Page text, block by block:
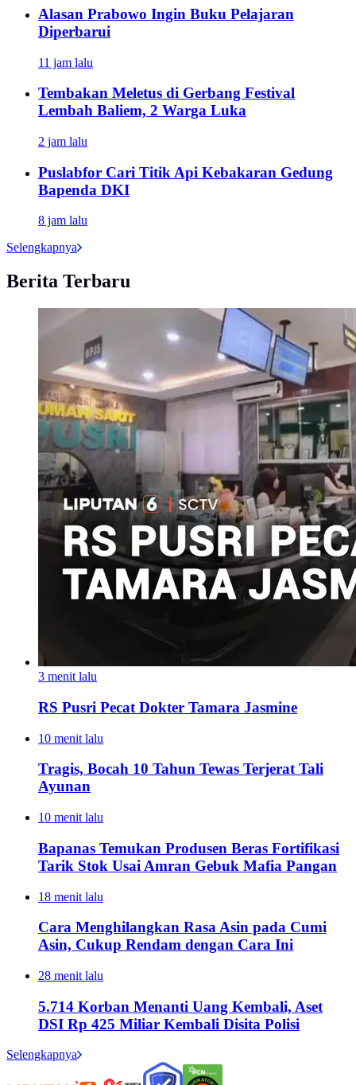
Alasan Prabowo Ingin Buku Pelajaran
Diperbarui
11 jam lalu
Tembakan Meletus di Gerbang Festival
Lembah Baliem, 2 Warga Luka
2 jam lalu
Puslabfor Cari Titik Api Kebakaran Gedung
Bapenda DKI
8 jam lalu
Selengkapnya
Berita Terbaru
3 menit lalu
RS Pusri Pecat Dokter Tamara Jasmine
10 menit lalu
Tragis, Bocah 10 Tahun Tewas Terjerat Tali
Ayunan
10 menit lalu
Bapanas Temukan Produsen Beras Fortifikasi
Tarik Stok Usai Amran Gebuk Mafia Pangan
18 menit lalu
Cara Menghilangkan Rasa Asin pada Cumi
Asin, Cukup Rendam dengan Cara Ini
28 menit lalu
5.714 Korban Menanti Uang Kembali, Aset
DSI Rp 425 Miliar Kembali Disita Polisi
Selengkapnya